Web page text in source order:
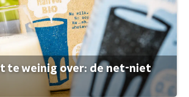
te weinig over: de net-niet